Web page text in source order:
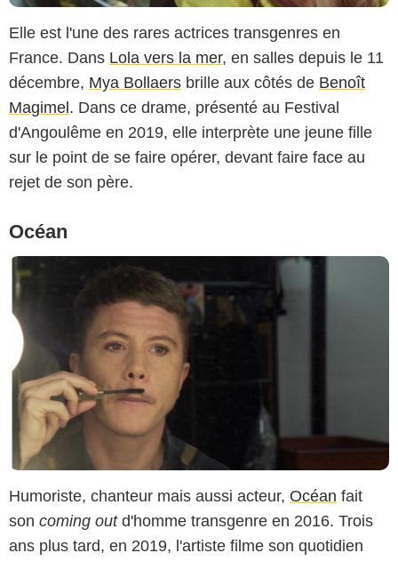
Elle est l'une des rares actrices transgenres en
France. Dans Lola vers la mer, en salles depuis le 11
décembre, Mya Bollaers brille aux côtés de Benoît
Magimel . Dans ce drame, présenté au Festival
d'Angoulême en 2019, elle interprète une jeune fille
sur le point de se faire opérer, devant faire face au
rejet de son père.
Océan
Humoriste, chanteur mais aussi acteur, Océan fait
son coming outd'homme transgenre en 2016. Trois
ans plus tard, en 2019, l'artiste filme son quotidien